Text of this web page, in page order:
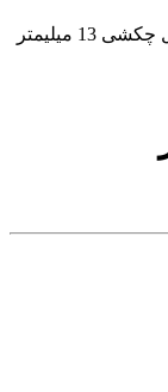
/ دریل چکشی 13 میلیمتر